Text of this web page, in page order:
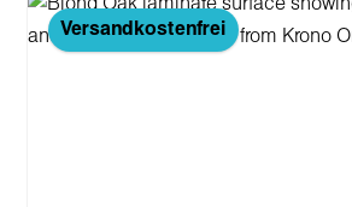
Versandkostenfrei